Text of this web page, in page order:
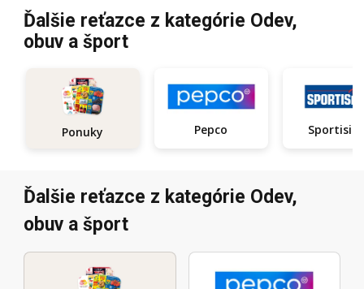
Ďalšie reťazce z kategórie Odev,
obuv a šport
Ponuky Pepco
Ďalšie reťazce z kategórie Odev,
obuv a šport